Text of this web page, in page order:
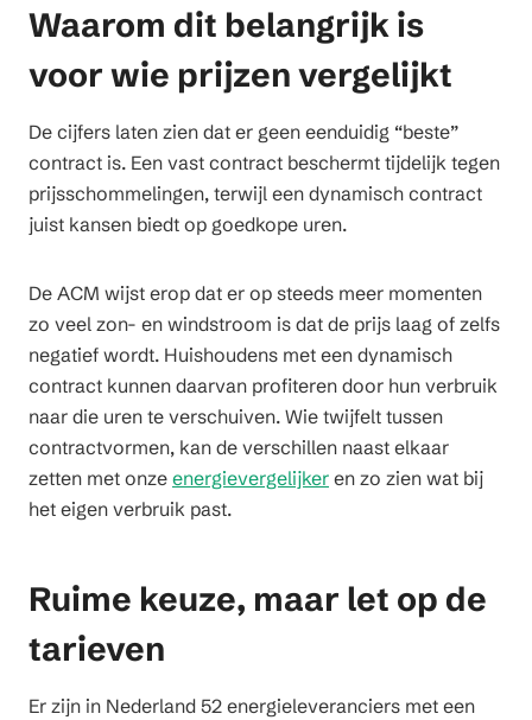
Waarom dit belangrijk is
voor wie prijzen vergelijkt
De cijfers laten zien dat er geen eenduidig “beste”
contract is. Een vast contract beschermt tijdelijk tegen
prijsschommelingen, terwijl een dynamisch contract
juist kansen biedt op goedkope uren.
De ACM wijst erop dat er op steeds meer momenten
zo veel zon- en windstroom is dat de prijs laag of zelfs
negatief wordt. Huishoudens met een dynamisch
contract kunnen daarvan profiteren door hun verbruik
naar die uren te verschuiven. Wie twijfelt tussen
contractvormen, kan de verschillen naast elkaar
zetten met onze energievergelijker en zo zien wat bij
het eigen verbruik past.
Ruime keuze, maar let op de
tarieven
Er zijn in Nederland 52 energieleveranciers met een